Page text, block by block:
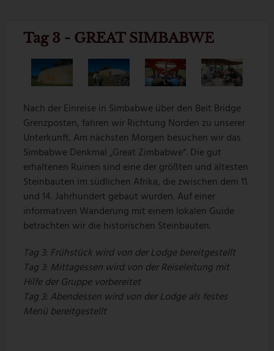
Tag 3 - GREAT SIMBABWE
Nach der Einreise in Simbabwe über den Beit Bridge
Grenzposten, fahren wir Richtung Norden zu unserer
Unterkunft. Am nächsten Morgen besuchen wir das
Simbabwe Denkmal „Great Zimbabwe“. Die gut
erhaltenen Ruinen sind eine der größten und ältesten
Steinbauten im südlichen Afrika, die zwischen dem 11.
und 14. Jahrhundert gebaut wurden. Auf einer
informativen Wanderung mit einem lokalen Guide
betrachten wir die historischen Steinbauten.
Tag 3: Frühstück wird von der Lodge bereitgestellt
Tag 3: Mittagessen wird von der Reiseleitung mit
Hilfe der Gruppe vorbereitet
Tag 3: Abendessen wird von der Lodge als festes
Menü bereitgestellt